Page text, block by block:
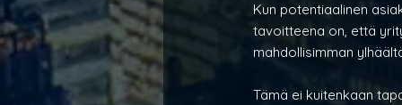
Kun potentiaalinen
tavoitteena on, että
mahdollisimman
Tämä ei kuitenkaan